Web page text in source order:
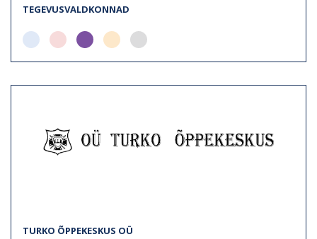
TEGEVUSVALDKONNAD
TURKO ÕPPEKESKUS OÜ